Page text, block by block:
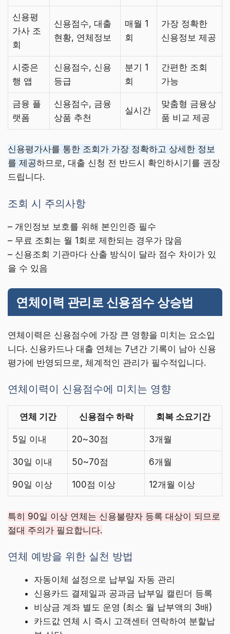
신용평
가사 조
회
신용점수, 대출
현황, 연체정보
매월 1
회
가장 정확한
신용정보 제공
시중은
행 앱
신용점수, 신용
등급
분기 1
회
간편한 조회
가능
금융 플
랫폼
신용점수, 금융
상품 추천
실시간
맞춤형 금융상
품 비교 제공
신용평가사를 통한 조회가 가장 정확하고 상세한 정보
를 제공하므로, 대출 신청 전 반드시 확인하시기를 권장
드립니다.
조회 시 주의사항
– 개인정보 보호를 위해 본인인증 필수
– 무료 조회는 월 1회로 제한되는 경우가 많음
– 신용조회 기관마다 산출 방식이 달라 점수 차이가 있
을 수 있음
연체이력 관리로 신용점수 상승법
연체이력은 신용점수에 가장 큰 영향을 미치는 요소입
니다. 신용카드나 대출 연체는 7년간 기록이 남아 신용
평가에 반영되므로, 체계적인 관리가 필수적입니다.
연체이력이 신용점수에 미치는 영향
연체 기간 신용점수 하락 회복 소요기간
5일 이내 20~30점 3개월
30일 이내 50~70점 6개월
90일 이상 100점 이상 12개월 이상
특히 90일 이상 연체는 신용불량자 등록 대상이 되므로
절대 주의가 필요합니다.
연체 예방을 위한 실천 방법
자동이체 설정으로 납부일 자동 관리
신용카드 결제일과 공과금 납부일 캘린더 등록
비상금 계좌 별도 운영 (최소 월 납부액의 3배)
카드값 연체 시 즉시 고객센터 연락하여 분할납